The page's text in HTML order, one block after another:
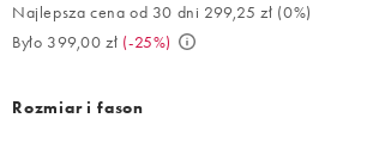
Najlepsza cena od 30 dni 299,25 zł (0%)
Było 399,00 zł (-25%)
Rozmiar i fason